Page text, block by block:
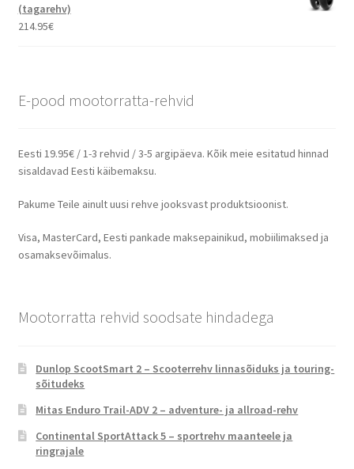
(tagarehv)
214.95€
E-pood mootorratta-rehvid
Eesti 19.95€ / 1-3 rehvid / 3-5 argipäeva. Kõik meie esitatud hinnad
sisaldavad Eesti käibemaksu.
Pakume Teile ainult uusi rehve jooksvast produktsioonist.
Visa, MasterCard, Eesti pankade maksepainikud, mobiilimaksed ja
osamaksevõimalus.
Mootorratta rehvid soodsate hindadega
Dunlop ScootSmart 2 – Scooterrehv linnasõiduks ja touring-
sõitudeks
Mitas Enduro Trail-ADV 2 – adventure- ja allroad-rehv
Continental SportAttack 5 – sportrehv maanteele ja
ringrajale